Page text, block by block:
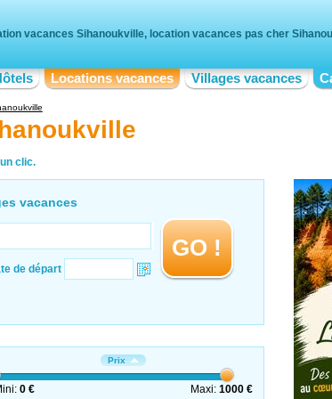
vacances Sihanoukville, location vacances pas cher
Locations vacances Villages vacances
clic.
vacances
de départ
GO !
Prix
0 € Maxi:1000 €